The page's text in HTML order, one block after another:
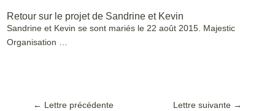
Retour sur le projet de Sandrine et Kevin
Sandrine et Kevin se sont mariés le 22 août 2015. Majestic
Organisation …
← Lettre précédente Lettre suivante →